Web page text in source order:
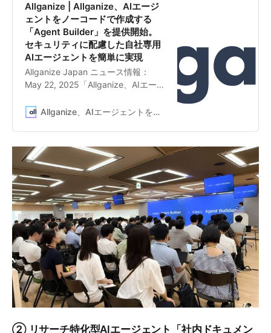
Allganize | Allganize、AIエージ
ェントをノーコードで作成する
「Agent Builder」を提供開始。
セキュリティに配慮した自社専用
AIエージェントを簡単に実現
Allganize Japan ニュース情報：
May 22, 2025「Allganize、AIエージ
「Agent Builder」を提供開始。セキAllganize、AIエージェントをノーコードで作成する「Agent Builder」を提供開始。セキュリティに配慮した自社専用AIエージェントを簡単に実現
② リサーチ特化型AIエージェント「社内ドキュメン